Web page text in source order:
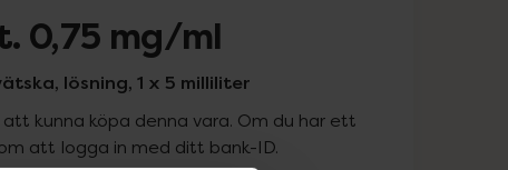
0,75 mg/ml
lösning, 1 x 5 milliliter
kunna köpa denna vara. Om du har ett
att logga in med ditt bank-ID.